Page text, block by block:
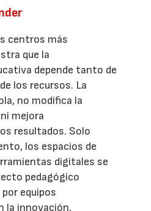
centros más
que la
depende tanto de
los recursos. La
no modifica la
mejora
resultados. Solo
los espacios de
digitales se
pedagógico
equipos
la innovación,